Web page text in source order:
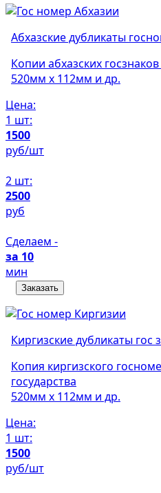
Абхазские дубликаты
Копии абхазских
520мм х 112мм и др.
Цена:
1 шт:
1500
руб/шт
2 шт:
2500
руб
Сделаем -
за 10
мин
Заказать
Киргизские дубликаты гос
Копия киргизского
государства
520мм х 112мм и др.
Цена:
1 шт:
1500
руб/шт